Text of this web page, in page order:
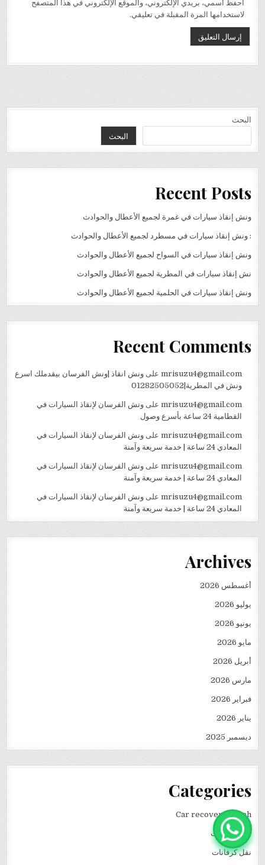
احفظ اسمي، بريدي الإلكتروني، والموقع الإلكتروني في هذا المتصفح
لاستخدامها المرة المقبلة في تعليقي.
البحث
البحث
Recent Posts
ونش إنقاذ سيارات في غمرة لجميع الأعطال والحوادث
: ونش إنقاذ سيارات في مسطرد لجميع الأعطال والحوادث
ونش إنقاذ سيارات في السواح لجميع الأعطال والحوادث
نش إنقاذ سيارات في المطرية لجميع الأعطال والحوادث
ونش إنقاذ سيارات في الحلمية لجميع الأعطال والحوادث
Recent Comments
mrisuzu4@gmail.comعلى ونش انقاذ |ونش الفرسان بيقدملك اسرع
ونش في المطرية|01282505052
mrisuzu4@gmail.comعلى ونش الفرسان لإنقاذ السيارات في
القطامية 24 ساعة بأسرع وصول
mrisuzu4@gmail.comعلى ونش الفرسان لإنقاذ السيارات في
المعادي 24 ساعة | خدمة سريعة وآمنة
mrisuzu4@gmail.comعلى ونش الفرسان لإنقاذ السيارات في
المعادي 24 ساعة | خدمة سريعة وآمنة
mrisuzu4@gmail.comعلى ونش الفرسان لإنقاذ السيارات في
المعادي 24 ساعة | خدمة سريعة وآمنة
Archives
أغسطس 2026
يوليو 2026
يونيو 2026
مايو 2026
أبريل 2026
مارس 2026
فبراير 2026
يناير 2026
ديسمبر 2025
Categories
Car recovery winch
انقاذ سيارات
نقل كرفانات